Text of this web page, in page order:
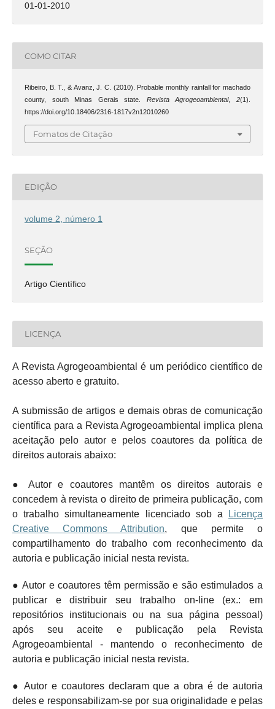
01-01-2010
COMO CITAR
Ribeiro, B. T., & Avanz, J. C. (2010). Probable monthly rainfall for machado
county, south Minas Gerais state. Revista Agrogeoambiental,2(1).
https://doi.org/10.18406/2316-1817v2n12010260
Fomatos de Citação
EDIÇÃO
volume 2, número 1
SEÇÃO
Artigo Científico
LICENÇA
A Revista Agrogeoambiental é um periódico científico de
acesso aberto e gratuito.
A submissão de artigos e demais obras de comunicação
científica para a Revista Agrogeoambiental implica plena
aceitação pelo autor e pelos coautores da política de
direitos autorais abaixo:
● Autor e coautores mantêm os direitos autorais e
concedem à revista o direito de primeira publicação, com
o trabalho simultaneamente licenciado sob a
Licença
Creative Commons Attribution, que permite o
compartilhamento do trabalho com reconhecimento da
autoria e publicação inicial nesta revista.
● Autor e coautores têm permissão e são estimulados a
publicar e distribuir seu trabalho on-line (ex.: em
repositórios institucionais ou na sua página pessoal)
após seu aceite e publicação pela Revista
Agrogeoambiental - mantendo o reconhecimento de
autoria e publicação inicial nesta revista.
● Autor e coautores declaram que a obra é de autoria
deles e responsabilizam-se por sua originalidade e pelas